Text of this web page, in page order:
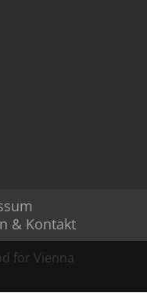
& Kontakt
for Vienna